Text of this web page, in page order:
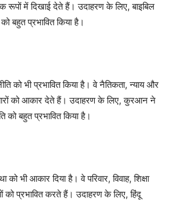
में दिखाई देते हैं। उदाहरण के लिए, बाइबिल
बहुत प्रभावित किया है।
को भी प्रभावित किया है। वे नैतिकता, न्याय और
को आकार देते हैं। उदाहरण के लिए, कुरआन ने
को बहुत प्रभावित किया है।
को भी आकार दिया है। वे परिवार, विवाह, शिक्षा
प्रभावित करते हैं। उदाहरण के लिए, हिंदू